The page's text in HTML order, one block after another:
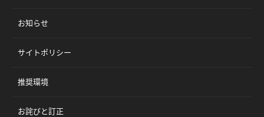
お知らせ
サイトポリシー
推奨環境
お詫びと訂正